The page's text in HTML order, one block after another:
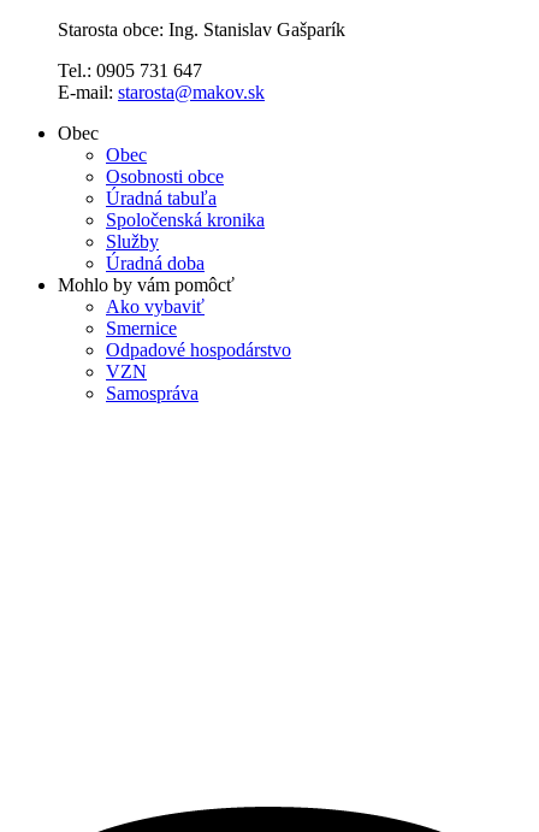
Starosta obce: Ing. Stanislav Gašparík
Tel.: 0905 731 647
E-mail: starosta@makov.sk
Obec
Obec
Osobnosti obce
Úradná tabuľa
Spoločenská kronika
Služby
Úradná doba
Mohlo by vám pomôcť
Ako vybaviť
Smernice
Odpadové hospodárstvo
VZN
Samospráva